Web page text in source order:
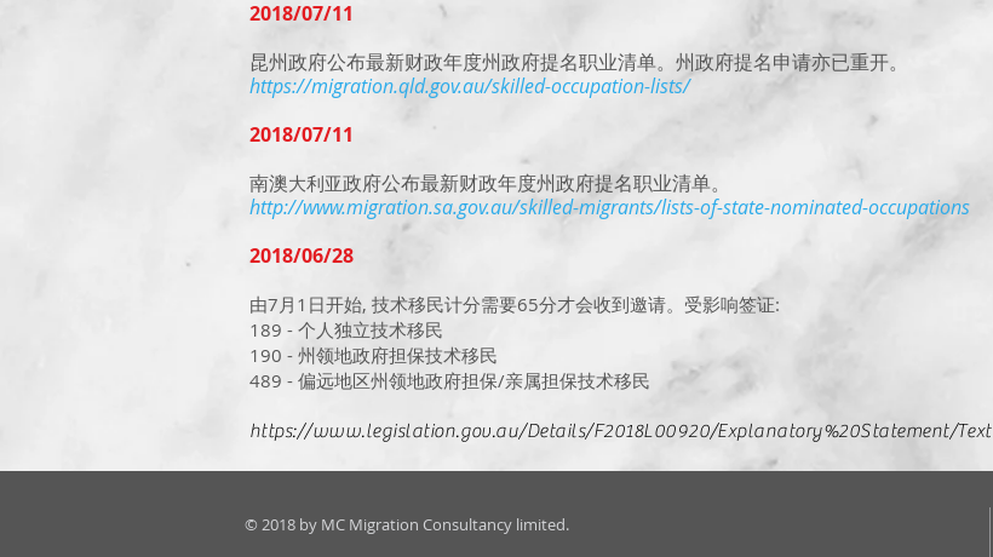
2018/07/11
昆州政府公布最新财政年度州政府提名职业清单。州政府提名申请亦已重开。
https://migration.qld.gov.au/skilled-occupation-lists/
2018/07/11
南澳大利亚政府公布最新财政年度州政府提名职业清单。
http://www.migration.sa.gov.au/skilled-migrants/lists-of-state-nominated-occupations
2018/06/28
由7月1日开始, 技术移民计分需要65分才会收到邀请。受影响签证:
189 - 个人独立技术移民
190 - 州领地政府担保技术移民
489 - 偏远地区州领地政府担保/亲属担保技术移民
https://www.legislation.gov.au/Details/F2018L00920/Explanatory%20Statement/Text
© 2018 by MC Migration Consultancy limited.